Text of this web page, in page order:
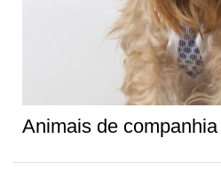
Animais de companhia